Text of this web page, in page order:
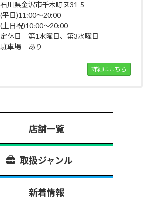
石川県金沢市千木町ヌ31-5
(平日)11:00～20:00
(土日祝)10:00～20:00
定休日 第1水曜日、第3水曜日
駐車場 あり
詳細はこちら
店舗一覧
取扱ジャンル
新着情報